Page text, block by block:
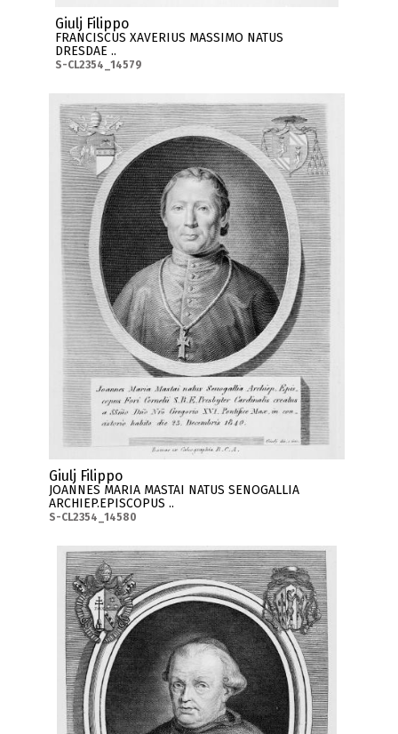
Giulj Filippo
FRANCISCUS XAVERIUS MASSIMO NATUS
DRESDAE ..
S-CL2354_14579
Giulj Filippo
JOANNES MARIA MASTAI NATUS SENOGALLIA
ARCHIEP.EPISCOPUS ..
S-CL2354_14580